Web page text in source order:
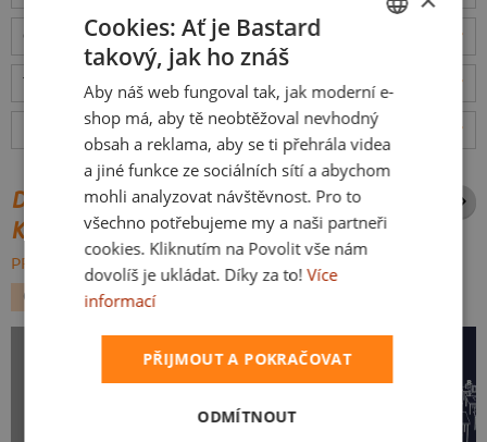
Odešleme v pondělí 10.8.,doručímev úterý 11.8.
Tabulka velikostí : Jakou vybrat?
Hodnocení:4.98 (41recenzí)
DALŠÍ POTISKY ZE STEJNÉ
KATEGORIE
PROCHÁZET VŠE:
GEEK
VESMÍR
SLOVAK
Cookies: Ať je Bastard
takový, jak ho znáš
Aby náš web fungoval tak, jak moderní e-
shop má, aby tě neobtěžoval nevhodný
obsah a reklama, aby se ti přehrála videa
a jiné funkce ze sociálních sítí a abychom
mohli analyzovat návštěvnost. Pro to
všechno potřebujeme my a naši partneři
cookies. Kliknutím na Povolit vše nám
dovolíš je ukládat. Díky za to! Více
informací
PŘIJMOUT A POKRAČOVAT
ODMÍTNOUT